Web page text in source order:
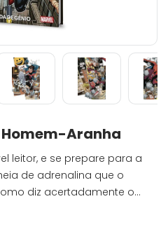
Homem-Aranha
leitor, e se prepare para a
de adrenalina que o
diz acertadamente o
é ação sem freios até o
de seu lar doce lar em